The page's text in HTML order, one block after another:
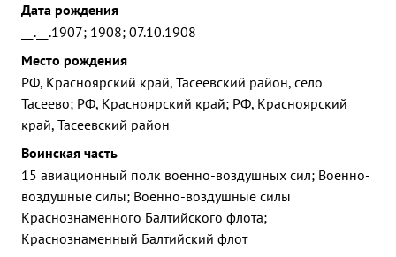
Дата рождения
__.__.1907; 1908; 07.10.1908
Место рождения
РФ, Красноярский край, Тасеевский район, село
Тасеево; РФ, Красноярский край; РФ, Красноярский
край, Тасеевский район
Воинская часть
15 авиационный полк военно-воздушных сил; Военно-
воздушные силы; Военно-воздушные силы
Краснознаменного Балтийского флота;
Краснознаменный Балтийский флот